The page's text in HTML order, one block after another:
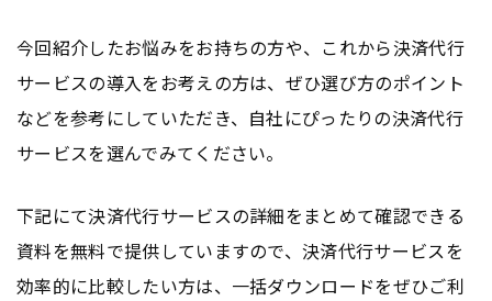
今回紹介したお悩みをお持ちの方や、これから決済代行
サービスの導入をお考えの方は、ぜひ選び方のポイント
などを参考にしていただき、自社にぴったりの決済代行
サービスを選んでみてください。
下記にて決済代行サービスの詳細をまとめて確認できる
資料を無料で提供していますので、決済代行サービスを
効率的に比較したい方は、一括ダウンロードをぜひご利